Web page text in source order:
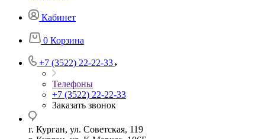
Кабинет
0 Корзина
+7 (3522) 22-22-33
Телефоны
+7 (3522) 22-22-33
Заказать звонок
г. Курган, ул. Советская, 119